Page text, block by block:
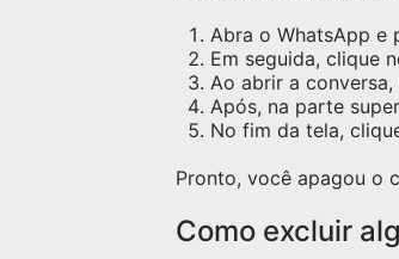
Abra o WhatsApp e
Em seguida, clique
Ao abrir a
Após, na parte
No fim da tela,
Pronto, você apagou o
Como excluir